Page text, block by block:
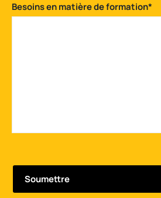
Besoins en matière de formation*